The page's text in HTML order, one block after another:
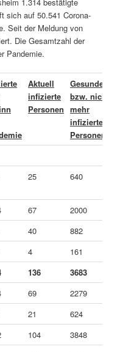
sich auf 50.541 Corona-
Seit der Meldung von
Die Gesamtzahl der
Pandemie.
Aktuell
infizierte
Personen
Gesundete
bzw. nicht
mehr
infizierte
Personen
25 640
67 2000
40 882
4 161
136 3683
69 2279
21 624
104 3848